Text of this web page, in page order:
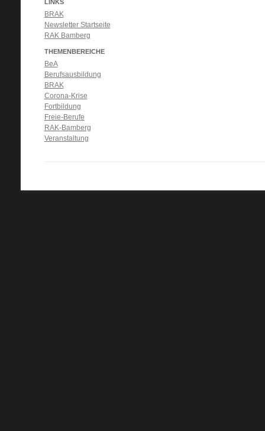
LINKS
BRAK
Newsletter Startseite
RAK Bamberg
THEMENBEREICHE
BeA
Berufsausbildung
BRAK
Corona-Krise
Fortbildung
Freie-Berufe
RAK-Bamberg
Veranstaltung